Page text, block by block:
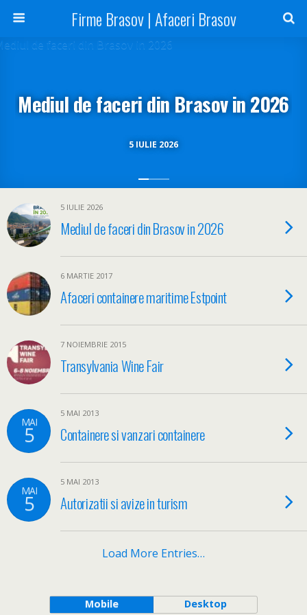
Firme Brasov | Afaceri Brasov
5 IULIE 2026
Mediul de faceri din Brasov in 2026
5 IULIE 2026
Mediul de faceri din Brasov in 2026
6 MARTIE 2017
Afaceri containere maritime Estpoint
7 NOIEMBRIE 2015
Transylvania Wine Fair
MAI
5
5 MAI 2013
Containere si vanzari containere
MAI
5
5 MAI 2013
Autorizatii si avize in turism
Load More Entries…
Mobile Desktop